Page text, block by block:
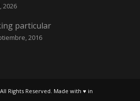
2026
particular
2016
Rights Reserved. Made with ♥ in